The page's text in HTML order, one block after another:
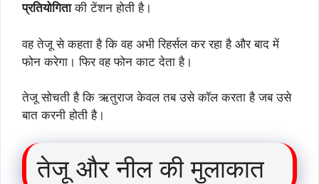
प्रतियोगिताकी टेंशन होती है।
वह तेजू से कहता है कि वह अभी रिहर्सल कर रहा है और बाद में
फोन करेगा। फिर वह फोन काट देता है।
तेजू सोचती है कि ऋतुराज केवल तब उसे कॉल करता है जब उसे
बात करनी होती है।
तेजू और नील की मुलाकात